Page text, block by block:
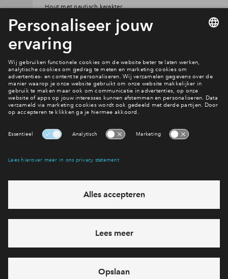
Inloggen
Hout met nautisch karakter
Aanbod De Werven
Interesse? Meld je dan snel aan
Hiermee blijf je op de hoogte van het belangrijkste nieuws en
eventuele projecten
Ja, ik wil mij aanmelden
71 22 660
6 dagen per week beschikbaar (behalve tijdens
feestdagen)
vandaag van 09:00 - 18:00 uur
via chat en telefoon